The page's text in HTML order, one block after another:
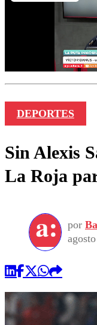
DEPORTES
Sin Alexis
La Roja
por